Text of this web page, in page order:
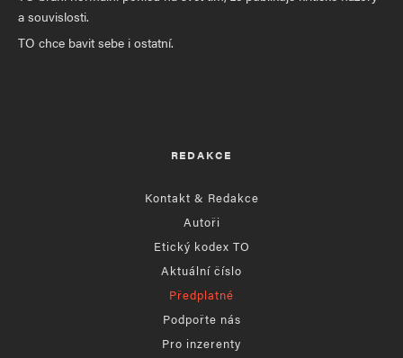
a souvislosti.
TO chce bavit sebe i ostatní.
REDAKCE
Kontakt & Redakce
Autoři
Etický kodex TO
Aktuální číslo
Předplatné
Podpořte nás
Pro inzerenty